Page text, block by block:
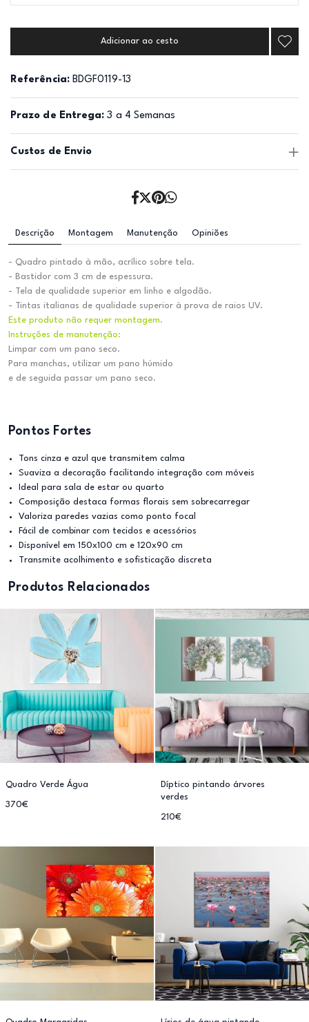
Adicionar ao cesto
Referência: BDGF0119-13
Prazo de Entrega: 3 a 4 Semanas
Custos de Envio
Descrição Montagem Manutenção Opiniões
- Quadro pintado à mão, acrílico sobre tela.
- Bastidor com 3 cm de espessura.
- Tela de qualidade superior em linho e algodão.
- Tintas italianas de qualidade superior à prova de raios UV.
Este produto não requer montagem.
Instruções de manutenção:
Limpar com um pano seco.
Para manchas, utilizar um pano húmido
e de seguida passar um pano seco.
Pontos Fortes
Tons cinza e azul que transmitem calma
Suaviza a decoração facilitando integração com móveis
Ideal para sala de estar ou quarto
Composição destaca formas florais sem sobrecarregar
Valoriza paredes vazias como ponto focal
Fácil de combinar com tecidos e acessórios
Disponível em 150x100 cm e 120x90 cm
Transmite acolhimento e sofisticação discreta
Produtos Relacionados
Quadro Verde Água
370€
Díptico pintando árvores
verdes
210€